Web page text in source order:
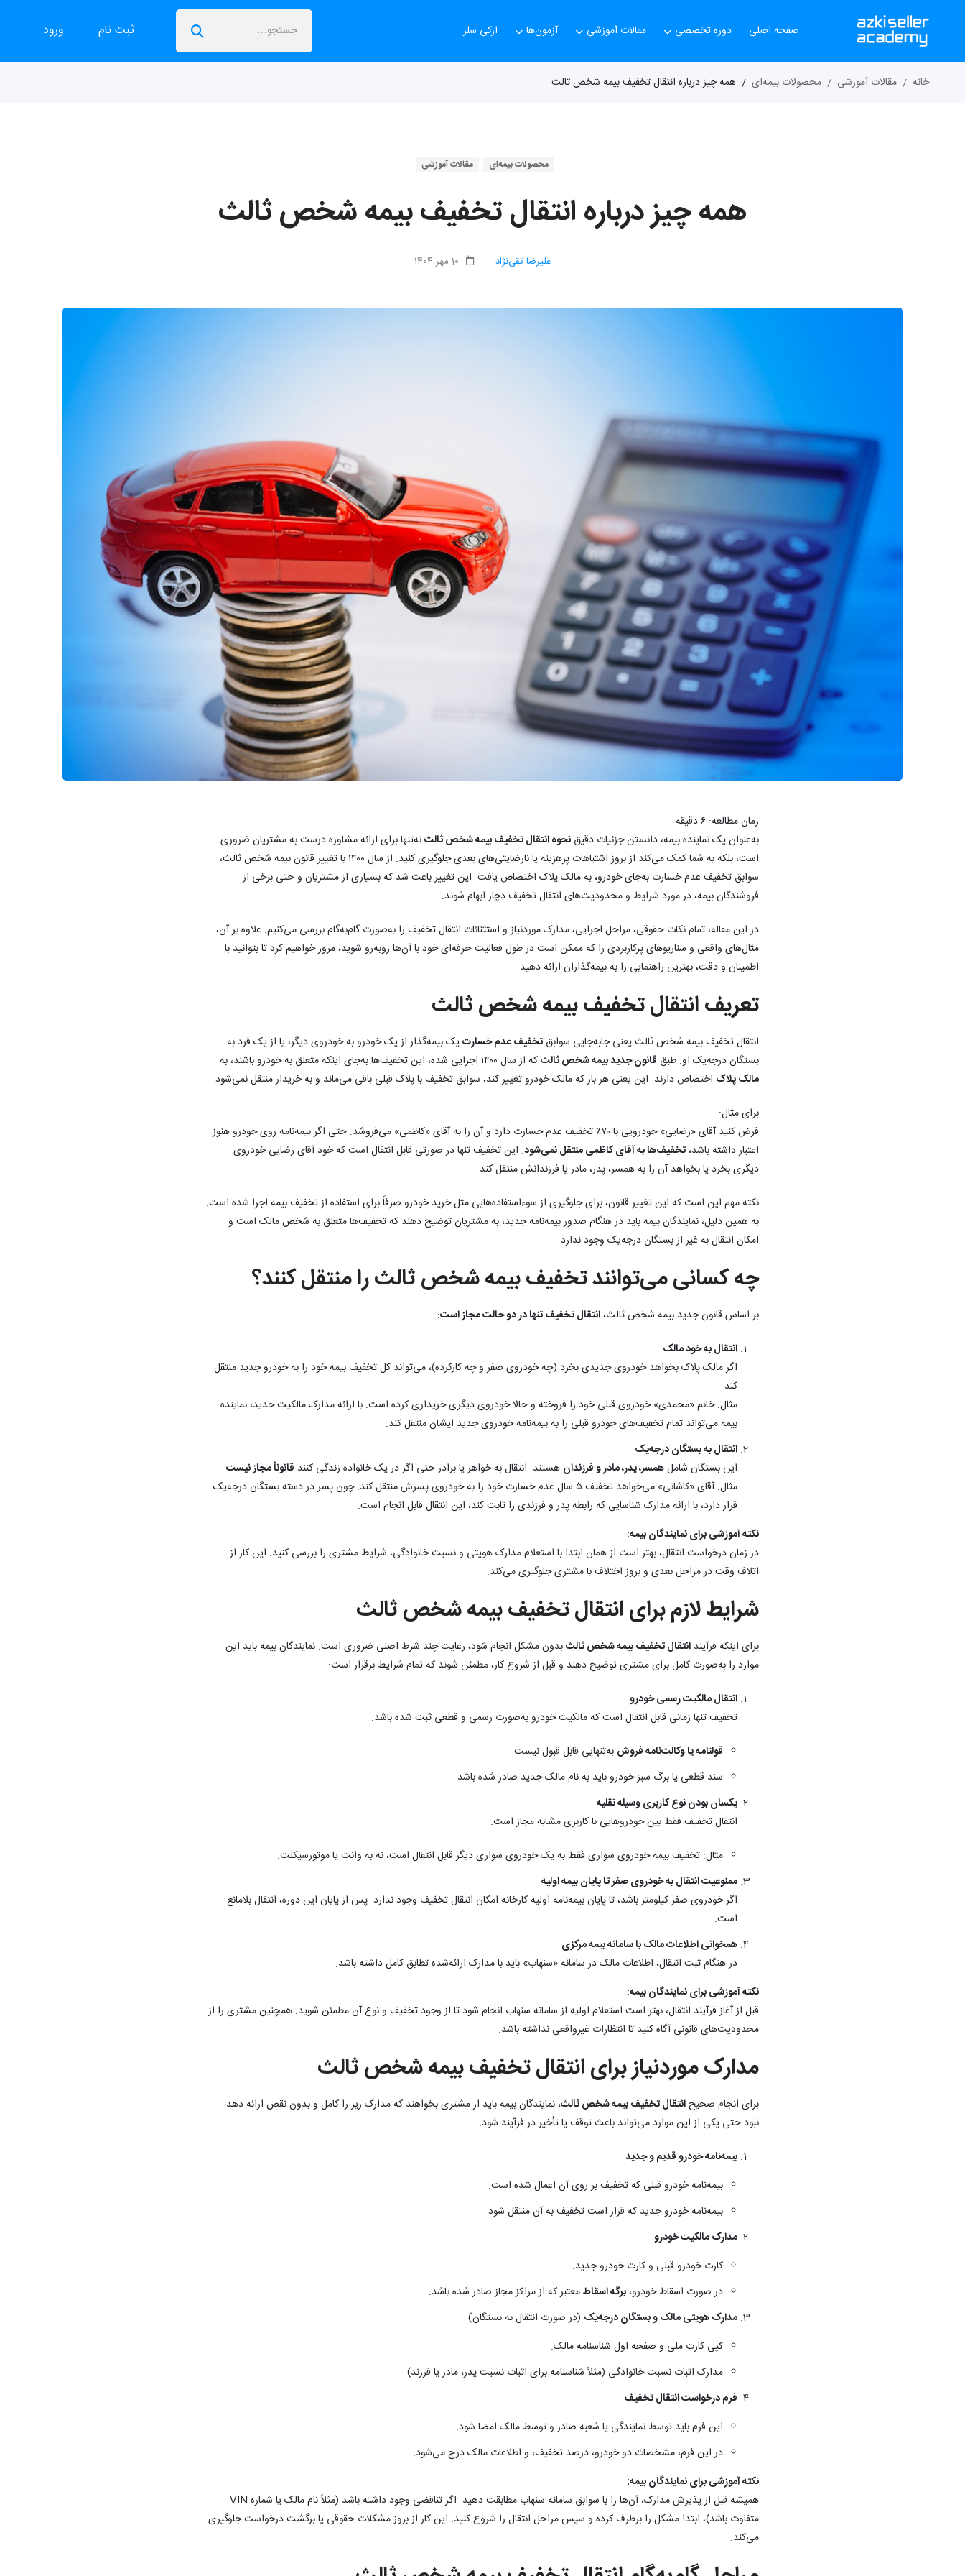
صفحه اصلی دوره تخصصی مقالات آموزشی آزمون‌ها ازکی سلر ورود ثبت نام
خانه مقالات آموزشی محصولات بیمه‌ای همه چیز درباره انتقال تخفیف بیمه شخص ثالث
محصولات بیمه‌ای مقالات آموزشی
همه چیز درباره انتقال تخفیف بیمه شخص ثالث
علیرضا تقی‌نژاد 10 مهر 1404
زمان مطالعه: ۶دقیقه
به‌عنوان یک نماینده بیمه، دانستن جزئیات دقیق نحوه انتقال تخفیف بیمه شخص ثالثنه‌تنها برای ارائه مشاوره درست به مشتریان ضروری
است، بلکه به شما کمک می‌کند از بروز اشتباهات پرهزینه یا نارضایتی‌های بعدی جلوگیری کنید. از سال ۱۴۰۰ با تغییر قانون بیمه شخص ثالث،
سوابق تخفیف عدم خسارت به‌جای خودرو، به مالک پلاک اختصاص یافت. این تغییر باعث شد که بسیاری از مشتریان و حتی برخی از
فروشندگان بیمه، در مورد شرایط و محدودیت‌های انتقال تخفیف دچار ابهام شوند.
در این مقاله، تمام نکات حقوقی، مراحل اجرایی، مدارک موردنیاز و استثنائات انتقال تخفیف را به‌صورت گام‌به‌گام بررسی می‌کنیم. علاوه بر آن،
مثال‌های واقعی و سناریوهای پرکاربردی را که ممکن است در طول فعالیت حرفه‌ای خود با آن‌ها روبه‌رو شوید، مرور خواهیم کرد تا بتوانید با
اطمینان و دقت، بهترین راهنمایی را به بیمه‌گذاران ارائه دهید.
تعریف انتقال تخفیف بیمه شخص ثالث
انتقال تخفیف بیمه شخص ثالث یعنی جابه‌جایی سوابق تخفیف عدم خسارتیک بیمه‌گذار از یک خودرو به خودروی دیگر، یا از یک فرد به
بستگان درجه‌یک او. طبق قانون جدید بیمه شخص ثالثکه از سال ۱۴۰۰ اجرایی شده، این تخفیف‌ها به‌جای اینکه متعلق به خودرو باشند، به
مالک پلاک اختصاص دارند. این یعنی هر بار که مالک خودرو تغییر کند، سوابق تخفیف با پلاک قبلی باقی می‌ماند و به خریدار منتقل نمی‌شود.
برای مثال:
فرض کنید آقای «رضایی» خودرویی با ۷۰٪ تخفیف عدم خسارت دارد و آن را به آقای «کاظمی» می‌فروشد. حتی اگر بیمه‌نامه روی خودرو هنوز
اعتبار داشته باشد،تخفیف‌ها به آقای کاظمی منتقل نمی‌شود. این تخفیف تنها در صورتی قابل انتقال است که خود آقای رضایی خودروی
دیگری بخرد یا بخواهد آن را به همسر، پدر، مادر یا فرزندانش منتقل کند.
نکته مهم این است که این تغییر قانون، برای جلوگیری از سوءاستفاده‌هایی مثل خرید خودرو صرفاً برای استفاده از تخفیف بیمه اجرا شده است.
به همین دلیل، نمایندگان بیمه باید در هنگام صدور بیمه‌نامه جدید، به مشتریان توضیح دهند که تخفیف‌ها متعلق به شخص مالک است و
امکان انتقال به غیر از بستگان درجه‌یک وجود ندارد.
چه کسانی می‌توانند تخفیف بیمه شخص ثالث را منتقل کنند؟
بر اساس قانون جدید بیمه شخص ثالث،انتقال تخفیف تنها در دو حالت مجاز است:
انتقال به خود مالک
اگر مالک پلاک بخواهد خودروی جدیدی بخرد (چه خودروی صفر و چه کارکرده)، می‌تواند کل تخفیف بیمه خود را به خودرو جدید منتقل
کند.
مثال: خانم «محمدی» خودروی قبلی خود را فروخته و حالا خودروی دیگری خریداری کرده است. با ارائه مدارک مالکیت جدید، نماینده
بیمه می‌تواند تمام تخفیف‌های خودرو قبلی را به بیمه‌نامه خودروی جدید ایشان منتقل کند.
انتقال به بستگان درجه‌یک
این بستگان شاملهمسر، پدر، مادر و فرزندان هستند. انتقال به خواهر یا برادر حتی اگر در یک خانواده زندگی کنند قانوناً مجاز نیست.
مثال: آقای «کاشانی» می‌خواهد تخفیف ۵ سال عدم خسارت خود را به خودروی پسرش منتقل کند. چون پسر در دسته بستگان درجه‌یک
قرار دارد، با ارائه مدارک شناسایی که رابطه پدر و فرزندی را ثابت کند، این انتقال قابل انجام است.
نکته آموزشی برای نمایندگان بیمه:
در زمان درخواست انتقال، بهتر است از همان ابتدا با استعلام مدارک هویتی و نسبت خانوادگی، شرایط مشتری را بررسی کنید. این کار از
اتلاف وقت در مراحل بعدی و بروز اختلاف با مشتری جلوگیری می‌کند.
شرایط لازم برای انتقال تخفیف بیمه شخص ثالث
برای اینکه فرآیند انتقال تخفیف بیمه شخص ثالثبدون مشکل انجام شود، رعایت چند شرط اصلی ضروری است. نمایندگان بیمه باید این
موارد را به‌صورت کامل برای مشتری توضیح دهند و قبل از شروع کار، مطمئن شوند که تمام شرایط برقرار است:
انتقال مالکیت رسمی خودرو
تخفیف تنها زمانی قابل انتقال است که مالکیت خودرو به‌صورت رسمی و قطعی ثبت شده باشد.
قولنامه یا وکالت‌نامه فروش به‌تنهایی قابل قبول نیست.
سند قطعی یا برگ سبز خودرو باید به نام مالک جدید صادر شده باشد.
یکسان بودن نوع کاربری وسیله نقلیه
انتقال تخفیف فقط بین خودروهایی با کاربری مشابه مجاز است.
مثال: تخفیف بیمه خودروی سواری فقط به یک خودروی سواری دیگر قابل انتقال است، نه به وانت یا موتورسیکلت.
ممنوعیت انتقال به خودروی صفر تا پایان بیمه اولیه
اگر خودروی صفر کیلومتر باشد، تا پایان بیمه‌نامه اولیه کارخانه امکان انتقال تخفیف وجود ندارد. پس از پایان این دوره، انتقال بلامانع
است.
همخوانی اطلاعات مالک با سامانه بیمه مرکزی
در هنگام ثبت انتقال، اطلاعات مالک در سامانه «سنهاب» باید با مدارک ارائه‌شده تطابق کامل داشته باشد.
نکته آموزشی برای نمایندگان بیمه:
قبل از آغاز فرآیند انتقال، بهتر است استعلام اولیه از سامانه سنهاب انجام شود تا از وجود تخفیف و نوع آن مطمئن شوید. همچنین مشتری را از
محدودیت‌های قانونی آگاه کنید تا انتظارات غیرواقعی نداشته باشد.
مدارک موردنیاز برای انتقال تخفیف بیمه شخص ثالث
برای انجام صحیحانتقال تخفیف بیمه شخص ثالث، نمایندگان بیمه باید از مشتری بخواهند که مدارک زیر را کامل و بدون نقص ارائه دهد.
نبود حتی یکی از این موارد می‌تواند باعث توقف یا تأخیر در فرآیند شود.
بیمه‌نامه خودرو قدیم و جدید
بیمه‌نامه خودرو قبلی که تخفیف بر روی آن اعمال شده است.
بیمه‌نامه خودرو جدید که قرار است تخفیف به آن منتقل شود.
مدارک مالکیت خودرو
کارت خودرو قبلی و کارت خودرو جدید.
در صورت اسقاط خودرو،برگه اسقاطمعتبر که از مراکز مجاز صادر شده باشد.
مدارک هویتی مالک و بستگان درجه‌یک (در صورت انتقال به بستگان)
کپی کارت ملی و صفحه اول شناسنامه مالک.
مدارک اثبات نسبت خانوادگی (مثلاً شناسنامه برای اثبات نسبت پدر، مادر یا فرزند).
فرم درخواست انتقال تخفیف
این فرم باید توسط نمایندگی یا شعبه صادر و توسط مالک امضا شود.
در این فرم، مشخصات دو خودرو، درصد تخفیف، و اطلاعات مالک درج می‌شود.
نکته آموزشی برای نمایندگان بیمه:
همیشه قبل از پذیرش مدارک، آن‌ها را با سوابق سامانه سنهاب مطابقت دهید. اگر تناقضی وجود داشته باشد (مثلاً نام مالک یا شماره VIN
متفاوت باشد)، ابتدا مشکل را برطرف کرده و سپس مراحل انتقال را شروع کنید. این کار از بروز مشکلات حقوقی یا برگشت درخواست جلوگیری
می‌کند.